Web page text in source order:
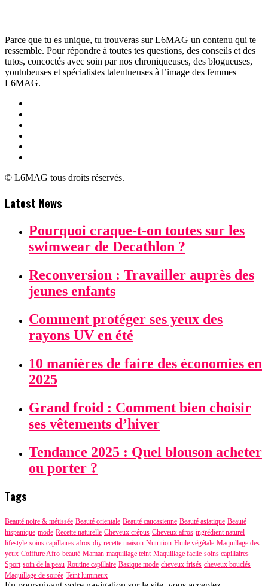
Parce que tu es unique, tu trouveras sur L6MAG un contenu qui te
ressemble. Pour répondre à toutes tes questions, des conseils et des
tutos, concoctés avec soin par nos chroniqueuses, des blogueuses,
youtubeuses et spécialistes talentueuses à l’image des femmes
L6MAG.
© L6MAG tous droits réservés.
Latest News
Pourquoi craque-t-on toutes sur les
swimwear de Decathlon ?
Reconversion : Travailler auprès des
jeunes enfants
Comment protéger ses yeux des
rayons UV en été
10 manières de faire des économies en
2025
Grand froid : Comment bien choisir
ses vêtements d’hiver
Tendance 2025 : Quel blouson acheter
ou porter ?
Tags
Beauté noire & métissée Beauté orientale Beauté caucasienne Beauté asiatique Beauté
hispanique mode Recette naturelle Cheveux crépus Cheveux afros ingrédient naturel
lifestyle soins capillaires afros diy recette maison Nutrition Huile végétale Maquillage des
yeux Coiffure Afro beauté Maman maquillage teint Maquillage facile soins capillaires
Sport soin de la peau Routine capillaire Basique mode cheveux frisés cheveux bouclés
Maquillage de soirée Teint lumineux